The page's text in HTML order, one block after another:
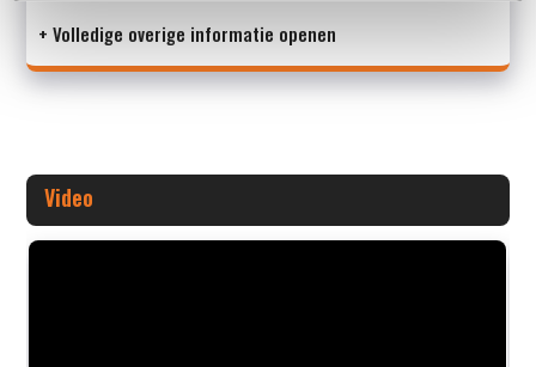
+ Volledige overige informatie openen
Video